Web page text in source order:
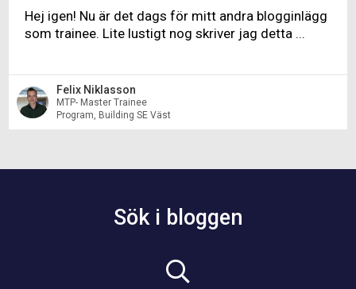
Hej igen! Nu är det dags för mitt andra blogginlägg
som trainee. Lite lustigt nog skriver jag detta ...
Felix Niklasson
MTP- Master Trainee
Program, Building SE Väst
Sök i bloggen